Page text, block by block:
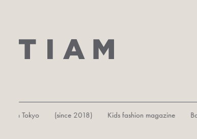
in Tokyo (since 2018) Kids fashion magazine